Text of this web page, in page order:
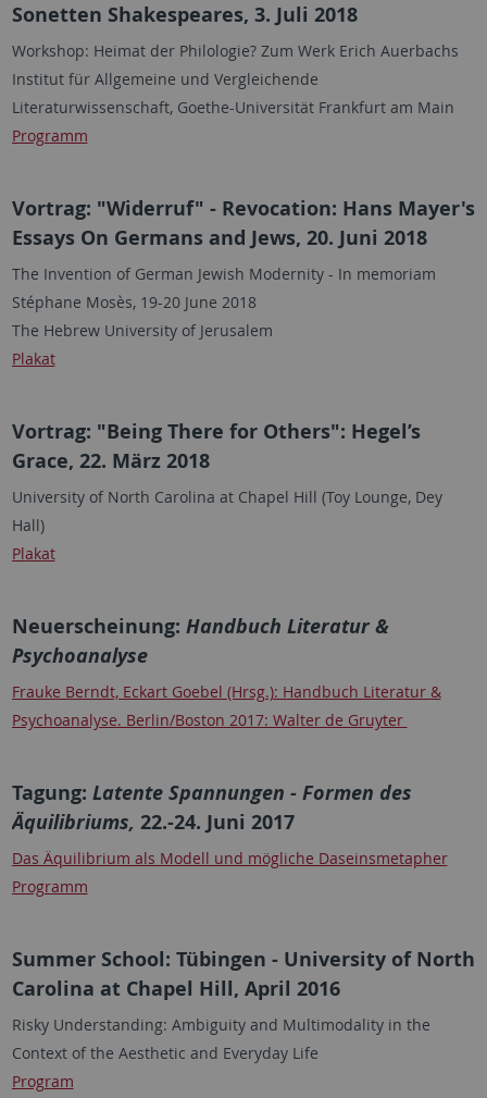
Sonetten Shakespeares, 3. Juli 2018
Workshop: Heimat der Philologie? Zum Werk Erich Auerbachs
Institut für Allgemeine und Vergleichende
Literaturwissenschaft, Goethe-Universität Frankfurt am Main
Programm
Vortrag: "Widerruf" - Revocation: Hans Mayer's
Essays On Germans and Jews, 20. Juni 2018
The Invention of German Jewish Modernity - In memoriam
Stéphane Mosès, 19-20 June 2018
The Hebrew University of Jerusalem
Plakat
Vortrag: "Being There for Others": Hegel’s
Grace, 22. März 2018
University of North Carolina at Chapel Hill (Toy Lounge, Dey
Hall)
Plakat
Neuerscheinung: Handbuch Literatur &
Psychoanalyse
Frauke Berndt, Eckart Goebel (Hrsg.): Handbuch Literatur &
Psychoanalyse. Berlin/Boston 2017: Walter de Gruyter
Tagung: Latente Spannungen - Formen des
Äquilibriums, 22.-24. Juni 2017
Das Äquilibrium als Modell und mögliche Daseinsmetapher
Programm
Summer School: Tübingen -­ University of North
Carolina at Chapel Hill, April 2016
Risky Understanding: Ambiguity and Multimodality in the
Context of the Aesthetic and Everyday Life
Program